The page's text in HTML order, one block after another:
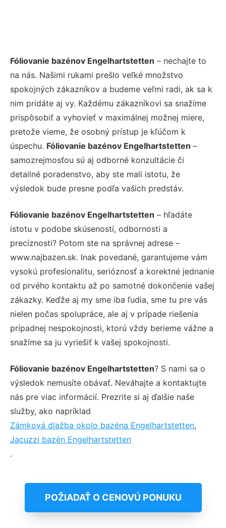
Fóliovanie bazénov Engelhartstetten – nechajte to
na nás. Našimi rukami prešlo veľké množstvo
spokojných zákazníkov a budeme veľmi radi, ak sa k
nim pridáte aj vy. Každému zákazníkovi sa snažíme
prispôsobiť a vyhovieť v maximálnej možnej miere,
pretože vieme, že osobný prístup je kľúčom k
úspechu. Fóliovanie bazénov Engelhartstetten –
samozrejmosťou sú aj odborné konzultácie či
detailné poradenstvo, aby ste mali istotu, že
výsledok bude presne podľa vašich predstáv.
Fóliovanie bazénov Engelhartstetten – hľadáte
istotu v podobe skúseností, odbornosti a
precíznosti? Potom ste na správnej adrese –
www.najbazen.sk. Inak povedané, garantujeme vám
vysokú profesionalitu, serióznosť a korektné jednanie
od prvého kontaktu až po samotné dokončenie vašej
zákazky. Keďže aj my sme iba ľudia, sme tu pre vás
nielen počas spolupráce, ale aj v prípade riešenia
prípadnej nespokojnosti, ktorú vždy berieme vážne a
snažíme sa ju vyriešiť k vašej spokojnosti.
Fóliovanie bazénov Engelhartstetten? S nami sa o
výsledok nemusíte obávať. Neváhajte a kontaktujte
nás pre viac informácií. Prezrite si aj ďalšie naše
služby, ako napríklad
Zámková dlažba okolo bazéna Engelhartstetten,
Jacuzzi bazén Engelhartstetten
.
POŽIADAŤ O CENOVÚ PONUKU